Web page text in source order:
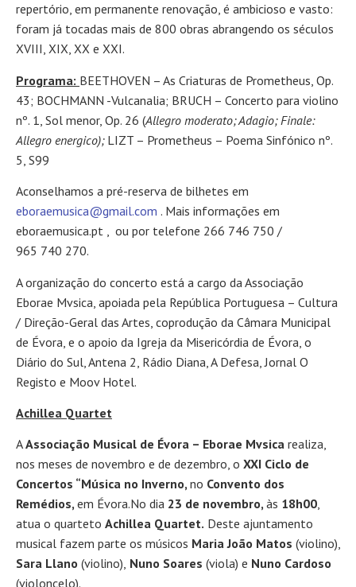
repertório, em permanente renovação, é ambicioso e vasto:
foram já tocadas mais de 800 obras abrangendo os séculos
XVIII, XIX, XX e XXI.
Programa: BEETHOVEN – As Criaturas de Prometheus, Op.
43; BOCHMANN -Vulcanalia; BRUCH – Concerto para violino
nº. 1, Sol menor, Op. 26 (Allegro moderato; Adagio; Finale:
Allegro energico); LIZT – Prometheus – Poema Sinfónico nº.
5, S99
Aconselhamos a pré-reserva de bilhetes em
eboraemusica@gmail.com . Mais informações em
eboraemusica.pt , ou por telefone 266 746 750 /
965 740 270.
A organização do concerto está a cargo da Associação
Eborae Mvsica, apoiada pela República Portuguesa – Cultura
/ Direção-Geral das Artes, coprodução da Câmara Municipal
de Évora, e o apoio da Igreja da Misericórdia de Évora, o
Diário do Sul, Antena 2, Rádio Diana, A Defesa, Jornal O
Registo e Moov Hotel.
Achillea Quartet
AAssociação Musical de Évora – Eborae Mvsica realiza,
nos meses de novembro e de dezembro, o XXI Ciclo de
Concertos “Música no Inverno, no Convento dos
Remédios, em Évora.No dia 23 de novembro, às 18h00,
atua o quarteto Achillea Quartet. Deste ajuntamento
musical fazem parte os músicos Maria João Matos (violino),
Sara Llano (violino), Nuno Soares (viola) e Nuno Cardoso
(violoncelo).